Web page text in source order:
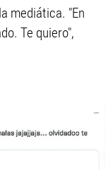
mediática. "En
Te quiero",